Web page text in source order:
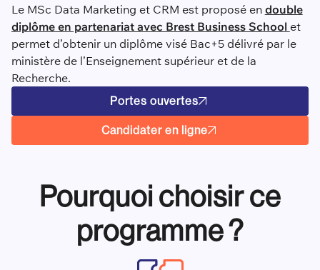
Le MSc Data Marketing et CRM est proposé en double
diplôme en partenariat avec Brest Business School et
permet d’obtenir un diplôme visé Bac+5 délivré par le
ministère de l’Enseignement supérieur et de la
Recherche.
Portes ouvertes
Candidater en ligne
Pourquoi choisir ce
programme ?